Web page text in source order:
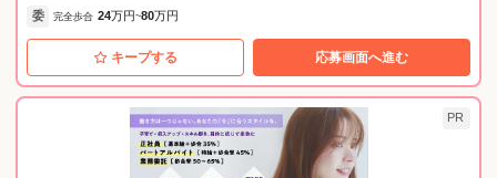
方ができます！ どの店舗も好立地で集客もばっちりです♪ 続々と新店オ
き方」を叶える★ ・結婚・育児など将来のライフイベントを楽しみなが
ら、大好きな美容師を続けられる環境です。 ・子育て中のママ・パパ美
容師も活躍中です！ ・自分の可能性を広げたい、将来は店を持ちたいな
ど、独立・キャリアアップ支援もしています。 ★ストレスフリー！無理
なく、楽しく働ける環境★ ・練習会やミーティングは一切行いません。
サロンワークに集中し、仕事終わりは自分の時間に！ ・上下関係の壁が
なく、意見が言いやすいフラットな職場です。 ・女性も男性も、長く安
委 完全歩合 24万円~80万円
キープする 応募画面へ進む
PR